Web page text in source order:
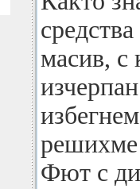
масив, с
решихме
Фют с